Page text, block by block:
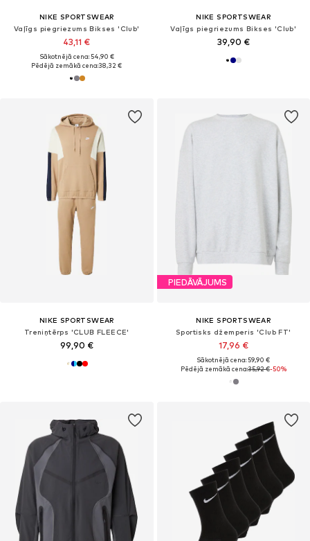
NIKE SPORTSWEAR
Vaļīgs piegriezums Bikses 'Club'
43,11 €
Sākotnējā cena: 54,90 €
Pēdējā zemākā cena:38,32 €
NIKE SPORTSWEAR
Vaļīgs piegriezums Bikses 'Club'
39,90 €
NIKE SPORTSWEAR
Treniņtērps 'CLUB FLEECE'
99,90 €
PIEDĀVĀJUMS
NIKE SPORTSWEAR
Sportisks džemperis 'Club FT'
17,96 €
Sākotnējā cena: 59,90 €
Pēdējā zemākā cena:35,92 €-50%